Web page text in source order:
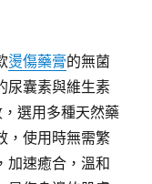
燙傷藥膏的無菌
尿囊素與維生素
選用多種天然藥
，使用時無需繁
加速癒合，溫和